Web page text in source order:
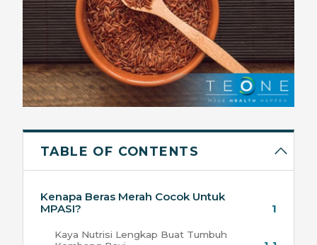
TABLE OF CONTENTS
Kenapa Beras Merah Cocok Untuk
MPASI?
1
Kaya Nutrisi Lengkap Buat Tumbuh